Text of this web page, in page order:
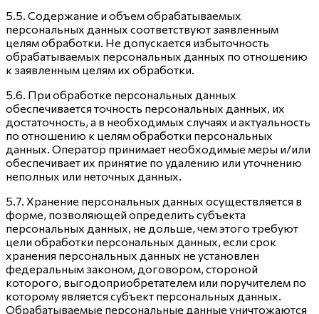
5.5. Содержание и объем обрабатываемых
персональных данных соответствуют заявленным
целям обработки. Не допускается избыточность
обрабатываемых персональных данных по отношению
к заявленным целям их обработки.
5.6. При обработке персональных данных
обеспечивается точность персональных данных, их
достаточность, а в необходимых случаях и актуальность
по отношению к целям обработки персональных
данных. Оператор принимает необходимые меры и/или
обеспечивает их принятие по удалению или уточнению
неполных или неточных данных.
5.7. Хранение персональных данных осуществляется в
форме, позволяющей определить субъекта
персональных данных, не дольше, чем этого требуют
цели обработки персональных данных, если срок
хранения персональных данных не установлен
федеральным законом, договором, стороной
которого, выгодоприобретателем или поручителем по
которому является субъект персональных данных.
Обрабатываемые персональные данные уничтожаются